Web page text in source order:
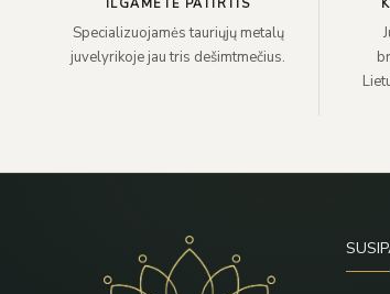
ILGAMETĖ PATIRTIS
Specializuojamės tauriųjų metalų
juvelyrikoje jau tris dešimtmečius.